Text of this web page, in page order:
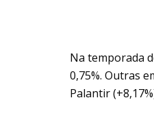
Na temporada
0,75%. Outras
Palantir